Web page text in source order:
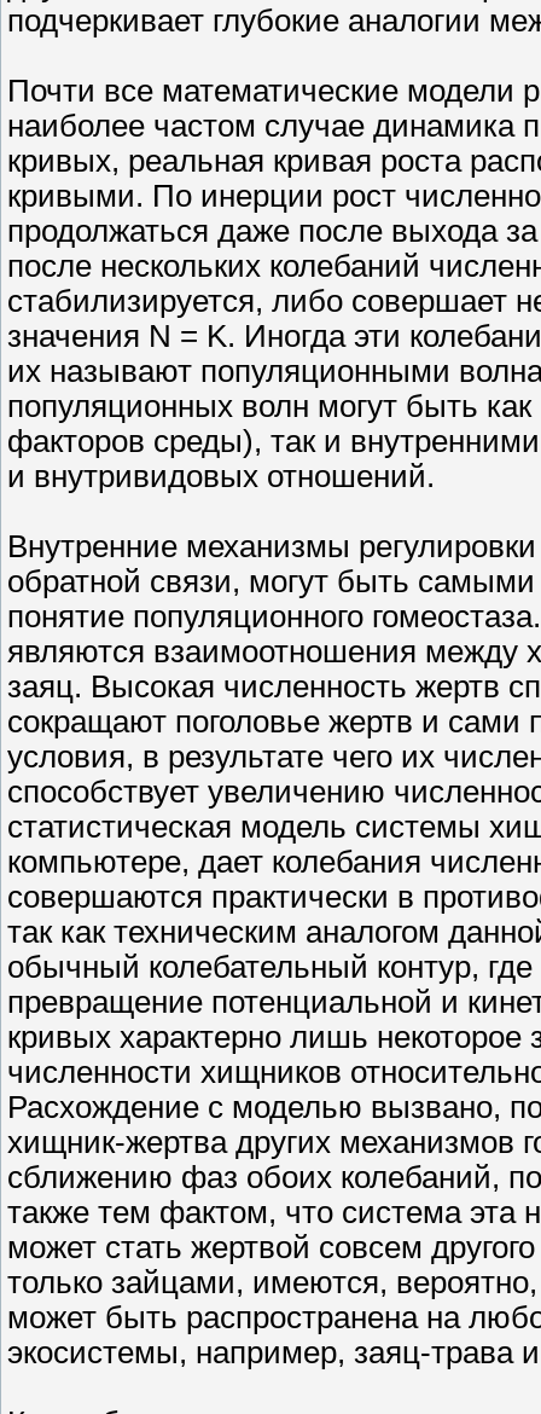
подчеркивает глубокие аналогии
Почти все математические модели
наиболее частом случае динамика
кривых, реальная кривая роста
кривыми. По инерции рост
продолжаться даже после выхода
после нескольких колебаний
стабилизируется, либо совершает
значения N = K. Иногда эти
их называют популяционными
популяционных волн могут быть
факторов среды), так и
и внутривидовых отношений.
Внутренние механизмы
обратной связи, могут быть
понятие популяционного
являются взаимоотношения между
заяц. Высокая численность жертв
сокращают поголовье жертв и
условия, в результате чего их
способствует увеличению
статистическая модель системы
компьютере, дает колебания
совершаются практически в
так как техническим аналогом
обычный колебательный контур,
превращение потенциальной и
кривых характерно лишь
численности хищников
Расхождение с моделью вызвано,
хищник-жертва других механизмов
сближению фаз обоих колебаний,
также тем фактом, что система эта
может стать жертвой совсем
только зайцами, имеются,
может быть распространена на
экосистемы, например, заяц-трава и